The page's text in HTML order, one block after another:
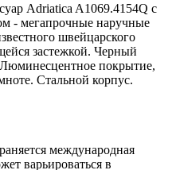
Adriatica A1069.4154Q с
- мегапрочные наручные
швейцарского
застежкой. Черный
покрытие,
Стальной корпус.
международная
варьироваться в